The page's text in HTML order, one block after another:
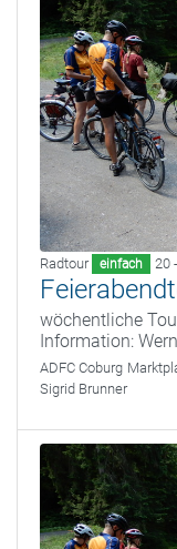
Radtour einfach 20
wöchentliche
Information:
ADFC Coburg
Sigrid Brunner